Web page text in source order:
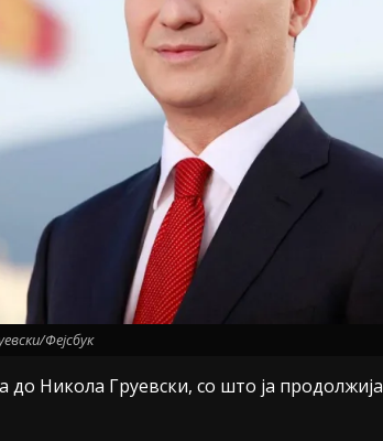
Фејсбук
Никола Груевски, со што ја продолжија